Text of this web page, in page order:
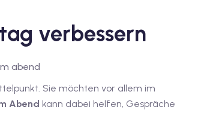
verbessern
Sie möchten vor allem im
Abend kann dabei helfen, Gespräche